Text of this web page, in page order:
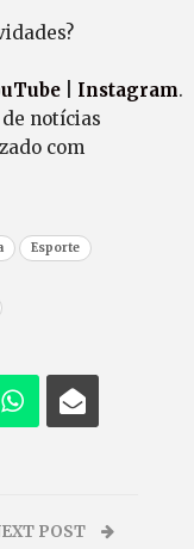
| Instagram.
notícias
com
Esporte
POST